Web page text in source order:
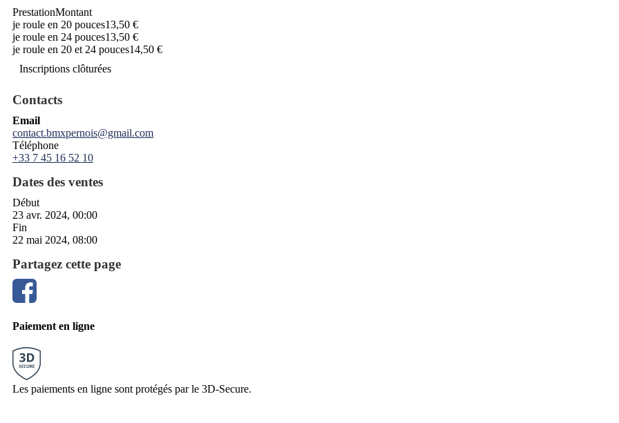
PrestationMontant
je roule en 20 pouces13,50 €
je roule en 24 pouces13,50 €
je roule en 20 et 24 pouces14,50 €
Inscriptions clôturées
Contacts
Email
contact.bmxpernois@gmail.com
Téléphone
+33 7 45 16 52 10
Dates des ventes
Début
23 avr. 2024, 00:00
Fin
22 mai 2024, 08:00
Partagez cette page
Paiement en ligne
Les paiements en ligne sont protégés par le 3D-Secure.